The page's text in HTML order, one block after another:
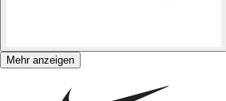
Mehr anzeigen